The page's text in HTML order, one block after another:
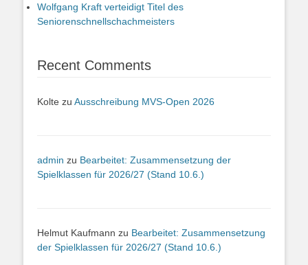
Wolfgang Kraft verteidigt Titel des
Seniorenschnellschachmeisters
Recent Comments
Kolte zu Ausschreibung MVS-Open 2026
admin zu Bearbeitet: Zusammensetzung der
Spielklassen für 2026/27 (Stand 10.6.)
Helmut Kaufmann zu Bearbeitet: Zusammensetzung
der Spielklassen für 2026/27 (Stand 10.6.)